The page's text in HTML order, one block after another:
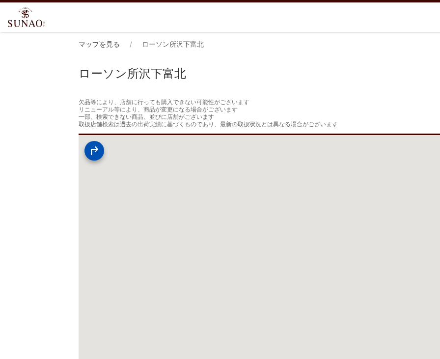
マップを見る ローソン所沢下富北
ローソン所沢下富北
欠品等により、店舗に行っても購入できない可能性がございます
リニューアル等により、商品が変更になる場合がございます
一部、検索できない商品、並びに店舗がございます
取扱店舗検索は過去の出荷実績に基づくものであり、最新の取扱状況とは異なる場合がございます